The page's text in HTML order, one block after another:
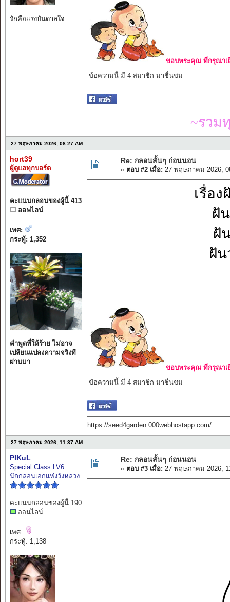
รักคือแรงบันดาลใจ
ขอบพระคุณ ที่กรุณาเ
ข้อความนี้ มี 4 สมาชิก มาชื่นชม
~รวม
27 พฤษภาคม 2026, 08:27:AM
hort39
ผู้ดูแลทุกบอร์ด
คะแนนกลอนของผู้นี้ 413
ออฟไลน์
เพศ:
กระทู้: 1,352
คำพูดที่ให้ร้าย ไม่อาจ
เปลียนแปลงความจริงที
ผ่านมา
Re: กลอนสั้นๆ ก่อนนอน
« ตอบ #2 เมื่อ: 27 พฤษภาคม 2026,
เรื่อ
ฝั
ฝั
ฝัน
ขอบพระคุณ ที่กรุณาเ
ข้อความนี้ มี 4 สมาชิก มาชื่นชม
https://seed4garden.000webhostapp.com/
27 พฤษภาคม 2026, 11:37:AM
PIKuL
Special Class LV6
นักกลอนเอกแห่งวังหลวง
คะแนนกลอนของผู้นี้ 190
ออนไลน์
เพศ:
กระทู้: 1,138
Re: กลอนสั้นๆ ก่อนนอน
« ตอบ #3 เมื่อ: 27 พฤษภาคม 2026,